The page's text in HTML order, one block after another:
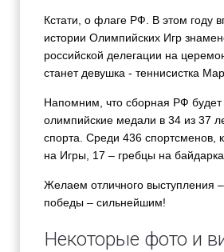
Кстати, о флаге РФ. В этом году
истории Олимпийских Игр
российской делегации на
станет девушка - теннисистка
Напомним, что сборная РФ будет
олимпийские медали в 34 из 37
спорта. Среди 436 спортсменов,
на Игры, 17 – гребцы на
Желаем отличного выступления
победы – сильнейшим!
Некоторые фото и